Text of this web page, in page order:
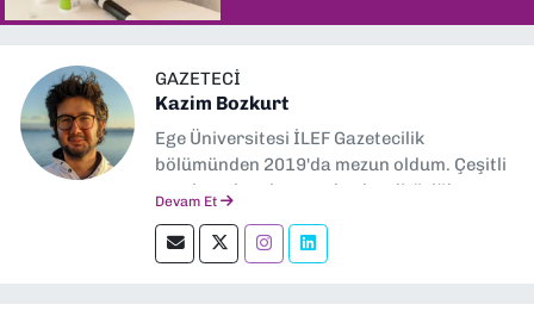
GAZETECI
Kazim Bozkurt
Ege Üniversitesi İLEF Gazetecilik
bölümünden 2019'da mezun oldum. Çeşitli
yerel ve ulusal gazetelerde editörlük,
okumayı severim.
Devam Et